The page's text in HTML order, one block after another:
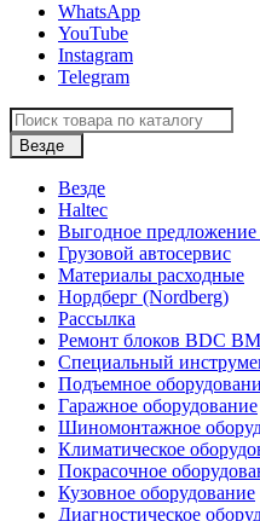
WhatsApp
YouTube
Instagram
Telegram
Везде
Везде
Haltec
Выгодное
Грузовой автосервис
Материалы расходные
Нордберг (Nordberg)
Рассылка
Ремонт блоков BDC
Специальный
Подъемное
Гаражное оборудование
Шиномонтажное
Климатическое
Покрасочное
Кузовное оборудование
Диагностическое